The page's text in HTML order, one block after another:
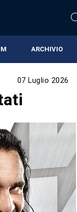
ARCHIVIO
07 Luglio 2026